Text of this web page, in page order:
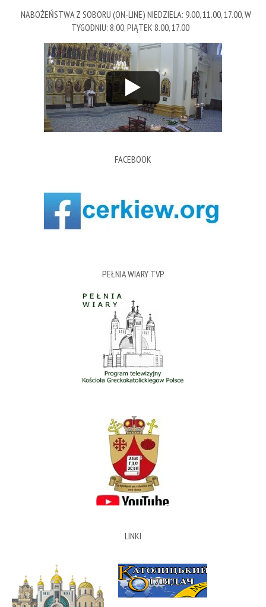
NABOŻEŃSTWA Z SOBORU (ON-LINE) NIEDZIELA: 9.00, 11.00, 17.00, W
TYGODNIU: 8.00, PIĄTEK 8.00, 17.00
FACEBOOK
PEŁNIA WIARY TVP
LINKI